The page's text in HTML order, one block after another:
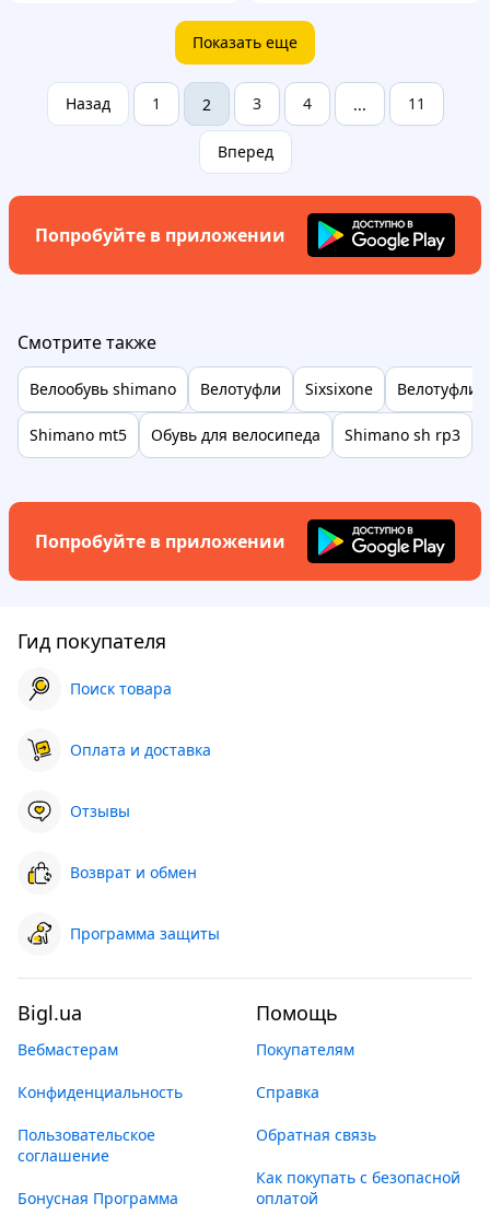
Показать еще
Назад 1 2 3 4 ... 11
Вперед
Попробуйте в приложении
Смотрите также
Велообувь shimano Велотуфли Sixsixone Велотуфли
Shimano mt5 Обувь для велосипеда Shimano sh rp3
Попробуйте в приложении
Гид покупателя
Поиск товара
Оплата и доставка
Отзывы
Возврат и обмен
Программа защиты
Bigl.ua
Вебмастерам
Конфиденциальность
Пользовательское
соглашение
Бонусная Программа
Помощь
Покупателям
Справка
Обратная связь
Как покупать с безопасной
оплатой